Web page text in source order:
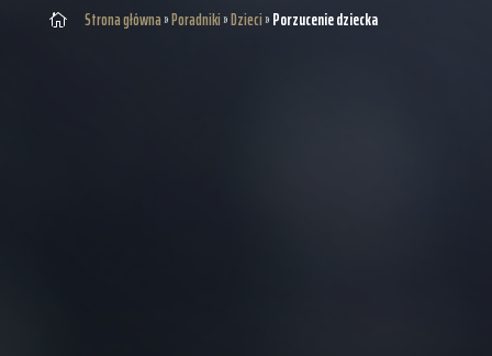
 Strona główna»Poradniki»Dzieci»Porzucenie dziecka